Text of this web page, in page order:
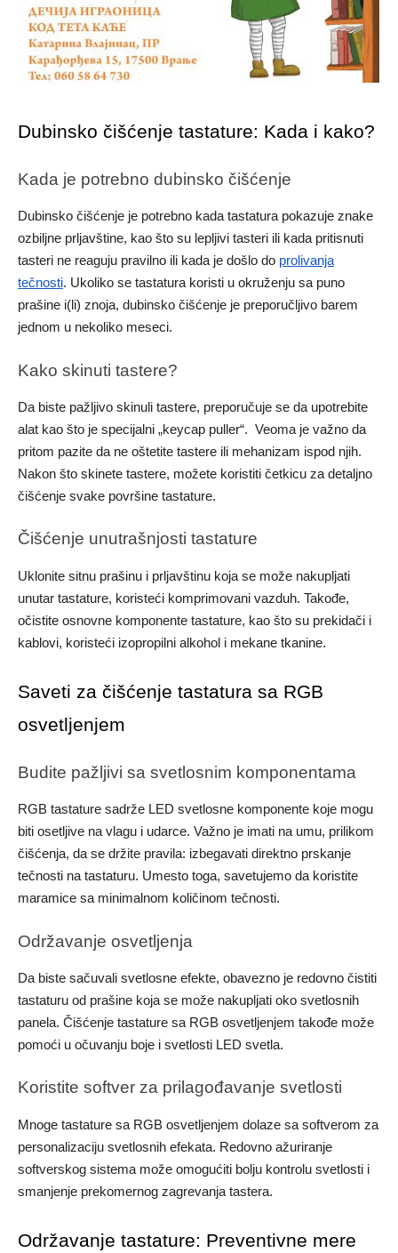
Dubinsko čišćenje tastature: Kada i kako?
Kada je potrebno dubinsko čišćenje
Dubinsko čišćenje je potrebno kada tastatura pokazuje znake
ozbiljne prljavštine, kao što su lepljivi tasteri ili kada pritisnuti
tasteri ne reaguju pravilno ili kada je došlo do prolivanja
tečnosti. Ukoliko se tastatura koristi u okruženju sa puno
prašine i(li) znoja, dubinsko čišćenje je preporučljivo barem
jednom u nekoliko meseci.
Kako skinuti tastere?
Da biste pažljivo skinuli tastere, preporučuje se da upotrebite
alat kao što je specijalni „keycap puller“. Veoma je važno da
pritom pazite da ne oštetite tastere ili mehanizam ispod njih.
Nakon što skinete tastere, možete koristiti četkicu za detaljno
čišćenje svake površine tastature.
Čišćenje unutrašnjosti tastature
Uklonite sitnu prašinu i prljavštinu koja se može nakupljati
unutar tastature, koristeći komprimovani vazduh. Takođe,
očistite osnovne komponente tastature, kao što su prekidači i
kablovi, koristeći izopropilni alkohol i mekane tkanine.
Saveti za čišćenje tastatura sa RGB
osvetljenjem
Budite pažljivi sa svetlosnim komponentama
RGB tastature sadrže LED svetlosne komponente koje mogu
biti osetljive na vlagu i udarce. Važno je imati na umu, prilikom
čišćenja, da se držite pravila: izbegavati direktno prskanje
tečnosti na tastaturu. Umesto toga, savetujemo da koristite
maramice sa minimalnom količinom tečnosti.
Održavanje osvetljenja
Da biste sačuvali svetlosne efekte, obavezno je redovno čistiti
tastaturu od prašine koja se može nakupljati oko svetlosnih
panela. Čišćenje tastature sa RGB osvetljenjem takođe može
pomoći u očuvanju boje i svetlosti LED svetla.
Koristite softver za prilagođavanje svetlosti
Mnoge tastature sa RGB osvetljenjem dolaze sa softverom za
personalizaciju svetlosnih efekata. Redovno ažuriranje
softverskog sistema može omogućiti bolju kontrolu svetlosti i
smanjenje prekomernog zagrevanja tastera.
Održavanje tastature: Preventivne mere